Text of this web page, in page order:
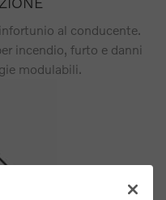
al conducente.
incendio, furto e danni
modulabili.